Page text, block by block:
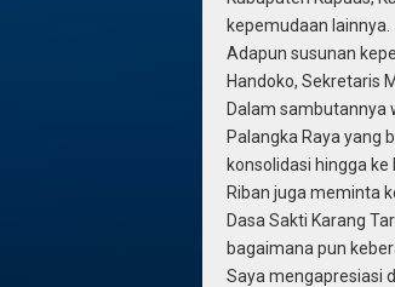
kepemudaan lainnya.
Adapun susunan
Handoko, Sekretaris
Dalam sambutannya
Palangka Raya yang
konsolidasi hingga
Riban juga meminta
Dasa Sakti Karang
bagaimana pun
Saya mengapresiasi